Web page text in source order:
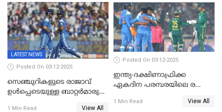
ദക്ഷിണാഫ്രിക്കയ്‌ക്കെതിരായ
ടി20 പരമ്പരയ്ക്കുള്ള ഇന്ത്യന്‍
ടീമിനെ പ്രഖ്യാപിച്ചു
LATEST NEWS
Posted On 03-12-2025
സെഞ്ചുറികളുടെ രാജാവ്
ഉൾപ്പെടെയുള്ള ബാറ്റർമാരുടെ
1 Min Read View All
Posted On 03-12-2025
ഇന്ത്യ-ദക്ഷിണാഫ്രിക്ക
ഏകദിന പരമ്പരയിലെ രണ്ടാം
1 Min Read View All